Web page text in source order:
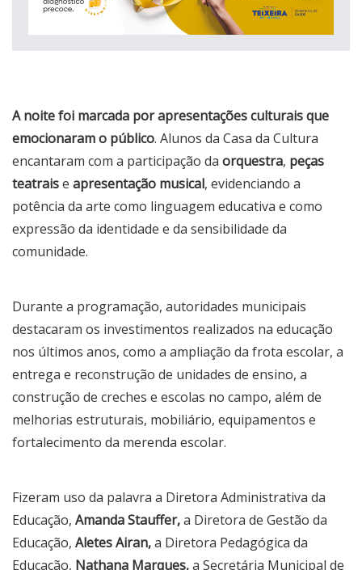
A noite foi marcada por apresentações culturais que
emocionaram o público. Alunos da Casa da Cultura
encantaram com a participação da orquestra, peças
teatraise apresentação musical, evidenciando a
potência da arte como linguagem educativa e como
expressão da identidade e da sensibilidade da
comunidade.
Durante a programação, autoridades municipais
destacaram os investimentos realizados na educação
nos últimos anos, como a ampliação da frota escolar, a
entrega e reconstrução de unidades de ensino, a
construção de creches e escolas no campo, além de
melhorias estruturais, mobiliário, equipamentos e
fortalecimento da merenda escolar.
Fizeram uso da palavra a Diretora Administrativa da
Educação, Amanda Stauffer,a Diretora de Gestão da
Educação, Aletes Airan,a Diretora Pedagógica da
Educação, Nathana Marques,a Secretária Municipal de